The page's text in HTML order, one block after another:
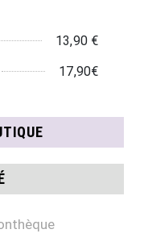
13,90 €
17,90€